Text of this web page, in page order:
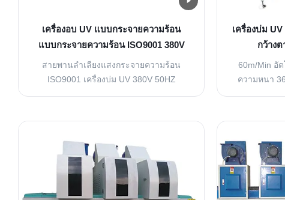
เครื่องอบ UV แบบกระจายความร้อน
แบบกระจายความร้อน ISO9001 380V
50HZ
สายพานลำเลียงแสงกระจายความร้อน
ISO9001 เครื่องบ่ม UV 380V 50HZ
จำเพาะของผลิตภัณฑ์ 1 ชื่อสินค้า:เครื่อง
เครื่องบ่มด้วยแสง 3 ข้อมูลจำเพาะ:ยาว
2500 มม. × กว้าง 680 มม. × สูง 1780 มม.
(ปรับแต่งได้ตา...
เครื่องบ่ม
กว้างต
60m/Min อั
ความหนา
วัสดุการบ
การหน่วยธุ
ละเอียด: ค